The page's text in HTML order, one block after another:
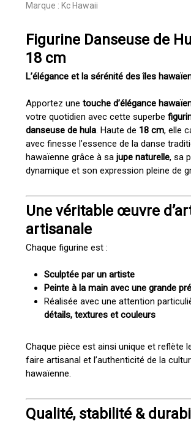
Marque : Kc Hawaii
Figurine Danseuse de
18 cm
L’élégance et la sérénité des îles
Apportez une touche d’élégance
votre quotidien avec cette superbe
danseuse de hula. Haute de 18 cm, elle
avec finesse l’essence de la danse
hawaïenne grâce à sa jupe naturelle, sa
dynamique et son expression pleine de
Une véritable œuvre
artisanale
Chaque figurine est :
Sculptée par un artiste
Peinte à la main avec une grande
Réalisée avec une attention
détails, textures et couleurs
Chaque pièce est ainsi unique et reflète
faire artisanal et l’authenticité de la
hawaïenne.
Qualité, stabilité &